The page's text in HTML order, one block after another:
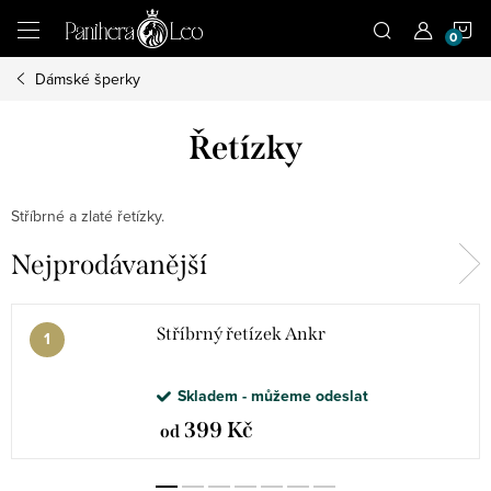
obsah
Dámské šperky
Řetízky
Stříbrné a zlaté řetízky.
Nejprodávanější
Stříbrný řetízek Ankr
Skladem - můžeme odeslat
od 399 Kč